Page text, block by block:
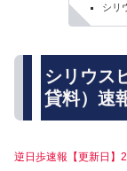
シリ
シリウス
貸料）速
逆日歩速報【更新日】